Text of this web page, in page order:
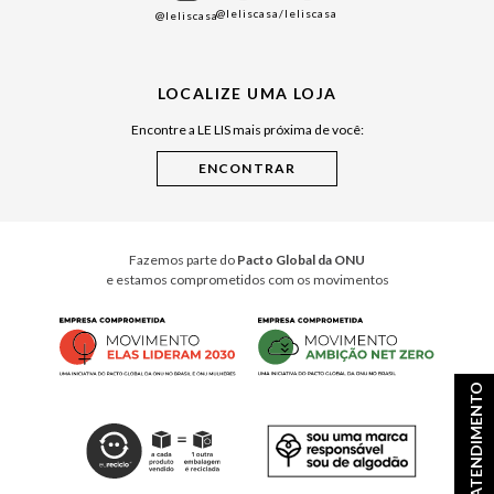
ATENDIMENTO
Cuidados Casa
@leliscasa@leliscasa/leliscasa
LOCALIZE UMA LOJA
Encontre a LE LIS mais próxima de você:
Fazemos parte do Pacto Global da ONU
e estamos comprometidos com os movimentos